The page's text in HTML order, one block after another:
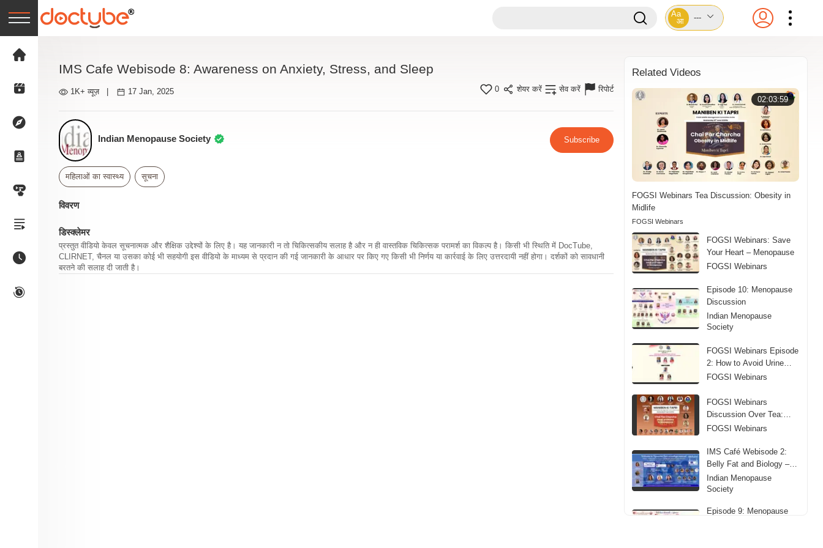
Aa
आ
---
IMS Cafe Webisode 8: Awareness on Anxiety, Stress, and Sleep
1K+ व्यूज़ 17 Jan, 2025 0 शेयर करें सेव करें रिपोर्ट
Indian Menopause Society Subscribe
महिलाओं का स्वास्थ्य सूचना
विवरण
डिस्क्लेमर
प्रस्तुत वीडियो केवल सूचनात्मक और शैक्षिक उद्देश्यों के लिए है। यह जानकारी न तो चिकित्सकीय सलाह है और न ही वास्तविक चिकित्सक परामर्श का विकल्प है। किसी भी स्थिति में DocTube,
CLIRNET, चैनल या उसका कोई भी सहयोगी इस वीडियो के माध्यम से प्रदान की गई जानकारी के आधार पर किए गए किसी भी निर्णय या कार्रवाई के लिए उत्तरदायी नहीं होगा। दर्शकों को सावधानी
बरतने की सलाह दी जाती है।
Related Videos
02:03:59
FOGSI Webinars Tea Discussion: Obesity in
Midlife
FOGSI Webinars
FOGSI Webinars: Save
Your Heart – Menopause
FOGSI Webinars
Episode 10: Menopause
Discussion
Indian Menopause
Society
FOGSI Webinars Episode
2: How to Avoid Urine
Leakage
FOGSI Webinars
FOGSI Webinars
Discussion Over Tea:
Sleep Problems in
FOGSI Webinars
IMS Café Webisode 2:
Belly Fat and Biology –
Obesity in Midlife
Indian Menopause
Society
Episode 9: Menopause